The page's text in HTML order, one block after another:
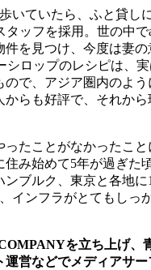
いていたら、ふと貸し
タッフを採用。世の中で
を見つけ、今度は妻
ロップのレシピは、
で、アジア圏内のよ
らも好評で、それか
たことがなかったこ
住み始めて5年が過ぎた
ブルク、東京と各地に1
ンフラがとてもしっ
を立ち上げ、
営などでメディアサー